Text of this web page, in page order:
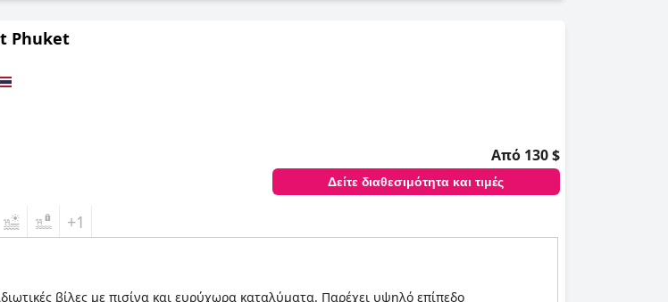
Phuket
Από 130 $
Δείτε διαθεσιμότητα και τιμές
+1
βίλες με πισίνα και ευρύχωρα καταλύματα. Παρέχει υψηλό επίπεδο